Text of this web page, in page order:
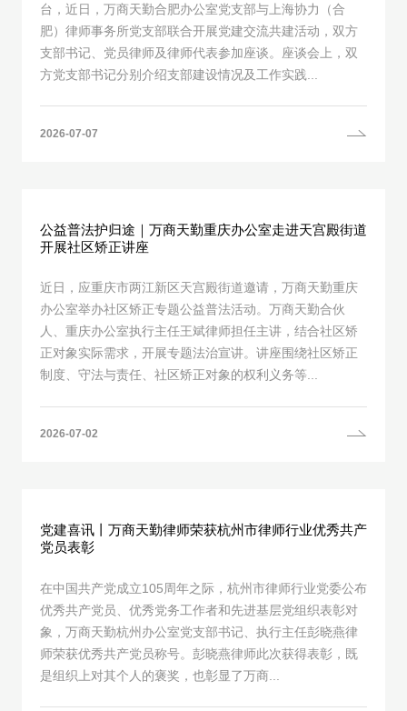
台，近日，万商天勤合肥办公室党支部与上海协力（合
肥）律师事务所党支部联合开展党建交流共建活动，双方
支部书记、党员律师及律师代表参加座谈。座谈会上，双
方党支部书记分别介绍支部建设情况及工作实践...
2026-07-07
公益普法护归途｜万商天勤重庆办公室走进天宫殿街道
开展社区矫正讲座
近日，应重庆市两江新区天宫殿街道邀请，万商天勤重庆
办公室举办社区矫正专题公益普法活动。万商天勤合伙
人、重庆办公室执行主任王斌律师担任主讲，结合社区矫
正对象实际需求，开展专题法治宣讲。讲座围绕社区矫正
制度、守法与责任、社区矫正对象的权利义务等...
2026-07-02
党建喜讯丨万商天勤律师荣获杭州市律师行业优秀共产
党员表彰
在中国共产党成立105周年之际，杭州市律师行业党委公布
优秀共产党员、优秀党务工作者和先进基层党组织表彰对
象，万商天勤杭州办公室党支部书记、执行主任彭晓燕律
师荣获优秀共产党员称号。彭晓燕律师此次获得表彰，既
是组织上对其个人的褒奖，也彰显了万商...